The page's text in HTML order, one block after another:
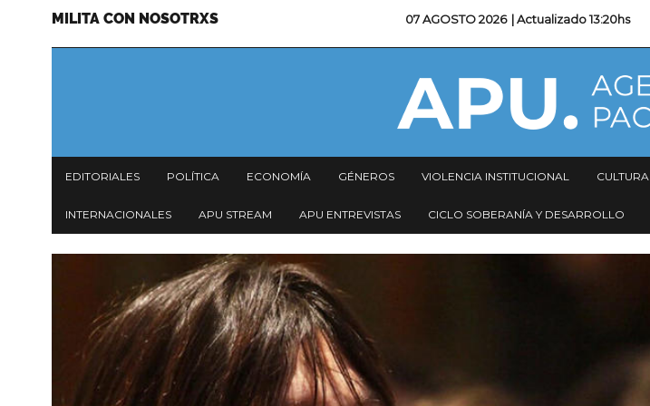
Menu
MILITA CON NOSOTRXS 07 AGOSTO 2026 | Actualizado13:20hs
Navegación
principal
EDITORIALES POLÍTICA ECONOMÍA GÉNEROS VIOLENCIA INSTITUCIONAL CULTURA
INTERNACIONALES APU STREAM APU ENTREVISTAS CICLO SOBERANÍA Y DESARROLLO